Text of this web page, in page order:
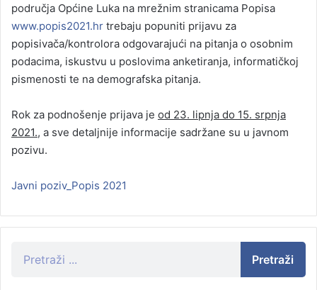
područja Općine Luka na mrežnim stranicama Popisa
www.popis2021.hr trebaju popuniti prijavu za
popisivača/kontrolora odgovarajući na pitanja o osobnim
podacima, iskustvu u poslovima anketiranja, informatičkoj
pismenosti te na demografska pitanja.
Rok za podnošenje prijava je od 23. lipnja do 15. srpnja
2021., a sve detaljnije informacije sadržane su u javnom
pozivu.
Javni poziv_Popis 2021
Pretraži